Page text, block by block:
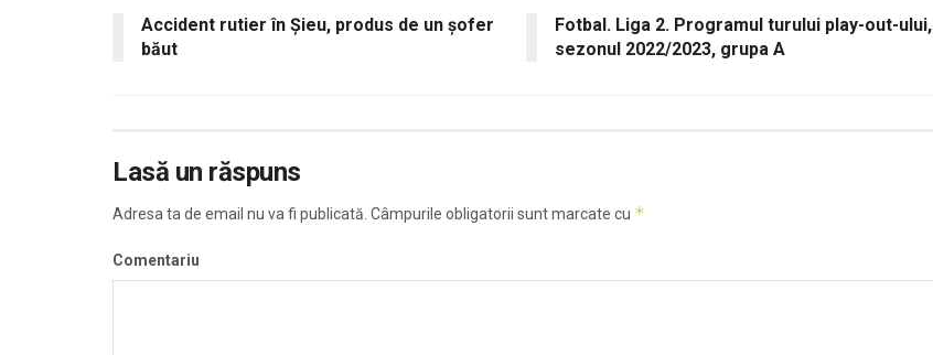
Accident rutier în Șieu, produs de un şofer
băut
Fotbal. Liga 2. Programul turului play-out-ului,
sezonul 2022/2023, grupa A
Lasă un răspuns
Adresa ta de email nu va fi publicată. Câmpurile obligatorii sunt marcate cu *
Comentariu